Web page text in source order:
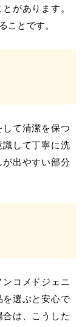
があります。
ことです。
て清潔を保つ
識して丁寧に洗
出やすい部分
コメドジェニ
を選ぶと安心で
は、こうした